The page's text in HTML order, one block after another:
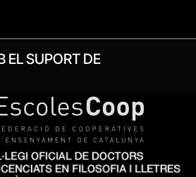
EL SUPORT DE